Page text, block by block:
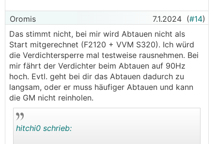
At wäre in dem Aspekt noch interessant gewesen
───────────────
ok danke.
Weißt du ob die Enteisungen auch als
Verdichterstart gezählt werden? Wenn ja, wie
erkenne ich die Anzahl der echten Takte?
───────────────
Oromis 7.1.2024 (#14)
Das stimmt nicht, bei mir wird Abtauen nicht als
Start mitgerechnet (F2120 + VVM S320). Ich würd
die Verdichtersperre mal testweise rausnehmen. Bei
mir fährt der Verdichter beim Abtauen auf 90Hz
hoch. Evtl. geht bei dir das Abtauen dadurch zu
langsam, oder er muss häufiger Abtauen und kann
die GM nicht reinholen.
hitchi0 schrieb: